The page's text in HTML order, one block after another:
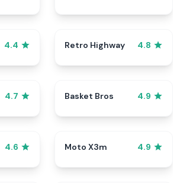
4.4 Retro Highway 4.8
4.7 Basket Bros 4.9
4.6 Moto X3m 4.9